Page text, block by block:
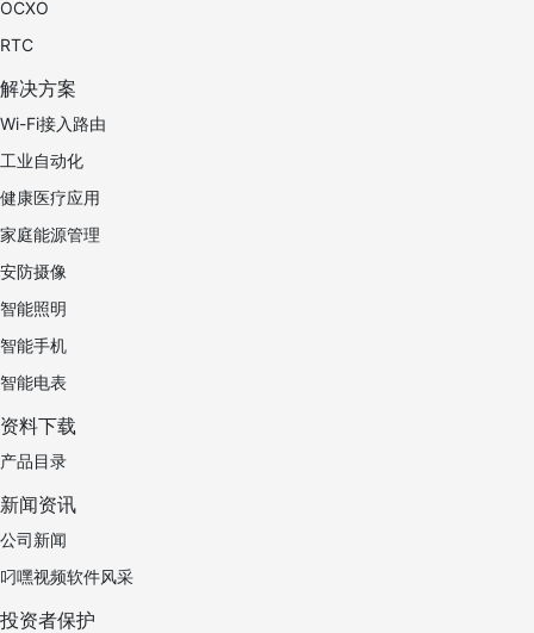
OCXO
RTC
解决方案
Wi-Fi接入路由
工业自动化
健康医疗应用
家庭能源管理
安防摄像
智能照明
智能手机
智能电表
资料下载
产品目录
新闻资讯
公司新闻
叼嘿视频软件风采
投资者保护